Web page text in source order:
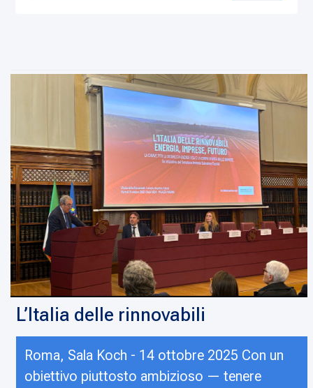
L’Italia delle rinnovabili
Roma, Sala Koch - 14 ottobre 2025 Con un
obiettivo piuttosto ambizioso — tenere